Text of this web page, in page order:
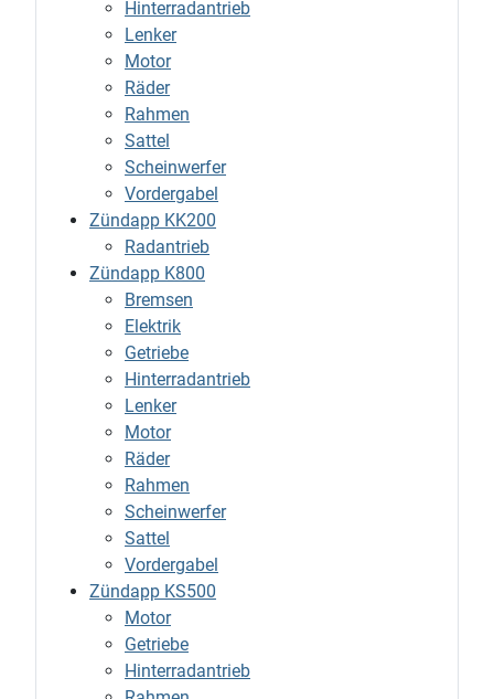
Hinterradantrieb
Lenker
Motor
Räder
Rahmen
Sattel
Scheinwerfer
Vordergabel
Zündapp KK200
Radantrieb
Zündapp K800
Bremsen
Elektrik
Getriebe
Hinterradantrieb
Lenker
Motor
Räder
Rahmen
Scheinwerfer
Sattel
Vordergabel
Zündapp KS500
Motor
Getriebe
Hinterradantrieb